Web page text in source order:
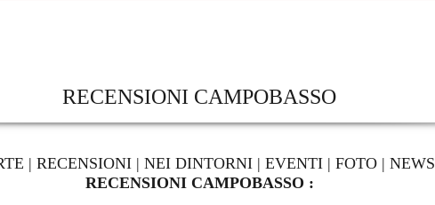
RECENSIONI CAMPOBASSO
| RECENSIONI | NEI DINTORNI | EVENTI | FOTO | NEWS
RECENSIONI CAMPOBASSO :